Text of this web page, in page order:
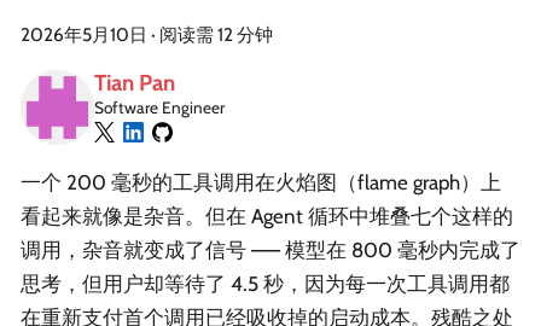
2026年5月10日 · 阅读需 12 分钟
Tian Pan
Software Engineer
一个 200 毫秒的工具调用在火焰图（flame graph）上
看起来就像是杂音。但在 Agent 循环中堆叠七个这样的
调用，杂音就变成了信号 —— 模型在 800 毫秒内完成了
思考，但用户却等待了 4.5 秒，因为每一次工具调用都
在重新支付首个调用已经吸收掉的启动成本。残酷之处